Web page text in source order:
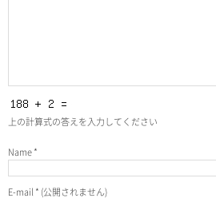
上の計算式の答えを入力してください
Name*
E-mail * (公開されません)